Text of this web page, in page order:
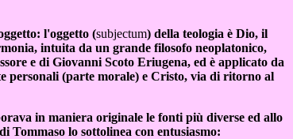
l'oggetto (subjectum) della teologia è Dio, il
intuita da un grande filosofo neoplatonico,
e di Giovanni Scoto Eriugena, ed è applicato da
personali (parte morale) e Cristo, via di ritorno al
in maniera originale le fonti più diverse ed allo
Tommaso lo sottolinea con entusiasmo: